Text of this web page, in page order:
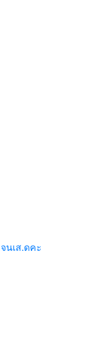
นเส.ดคะ